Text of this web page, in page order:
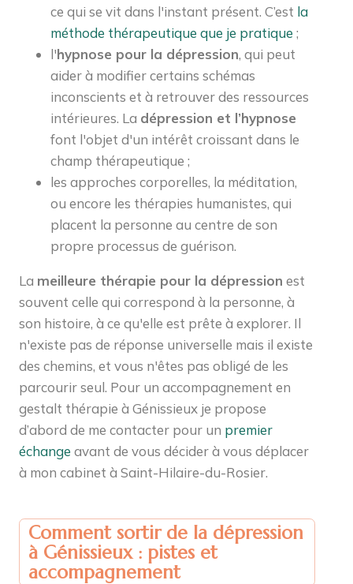
ce qui se vit dans l'instant présent. C’est la
méthode thérapeutique que je pratique ;
l'hypnose pour la dépression, qui peut
aider à modifier certains schémas
inconscients et à retrouver des ressources
intérieures. La dépression et l’hypnose
font l'objet d'un intérêt croissant dans le
champ thérapeutique ;
les approches corporelles, la méditation,
ou encore les thérapies humanistes, qui
placent la personne au centre de son
propre processus de guérison.
La meilleure thérapie pour la dépression est
souvent celle qui correspond à la personne, à
son histoire, à ce qu'elle est prête à explorer. Il
n'existe pas de réponse universelle mais il existe
des chemins, et vous n'êtes pas obligé de les
parcourir seul. Pour un accompagnement en
gestalt thérapie à Génissieux je propose
d’abord de me contacter pour un premier
échange avant de vous décider à vous déplacer
à mon cabinet à Saint-Hilaire-du-Rosier.
Comment sortir de la dépression
à Génissieux : pistes et
accompagnement